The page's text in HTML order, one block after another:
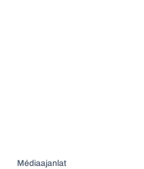
Médiaajanlat